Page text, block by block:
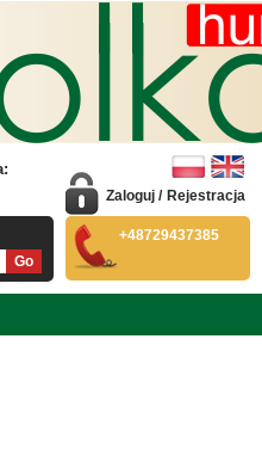
Zaloguj / Rejestracja
+48729437385